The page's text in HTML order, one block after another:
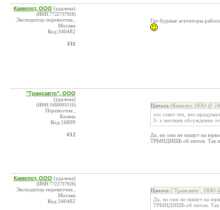
Камелот, ООО (удалена)
(ИНН:7722737928)
Экспедитор-перевозчик ,
Москва
Код:340482
#11
Где бурные агитаторы
"Трансавто", ООО
(удалена)
(ИНН:1660093116)
Перевозчик ,
Казань
Код:16899
#12
Цитата (Камелот, ООО @
это совет тех, кто
3- х месяцев обсуждение
Да, но они не пишут на
ТРЫНДИШЬ об ентом. Так
Камелот, ООО (удалена)
(ИНН:7722737928)
Экспедитор-перевозчик ,
Москва
Код:340482
Цитата (`Трансавто`, ООО
Да, но они не пишут на
ТРЫНДИШЬ об ентом. Так